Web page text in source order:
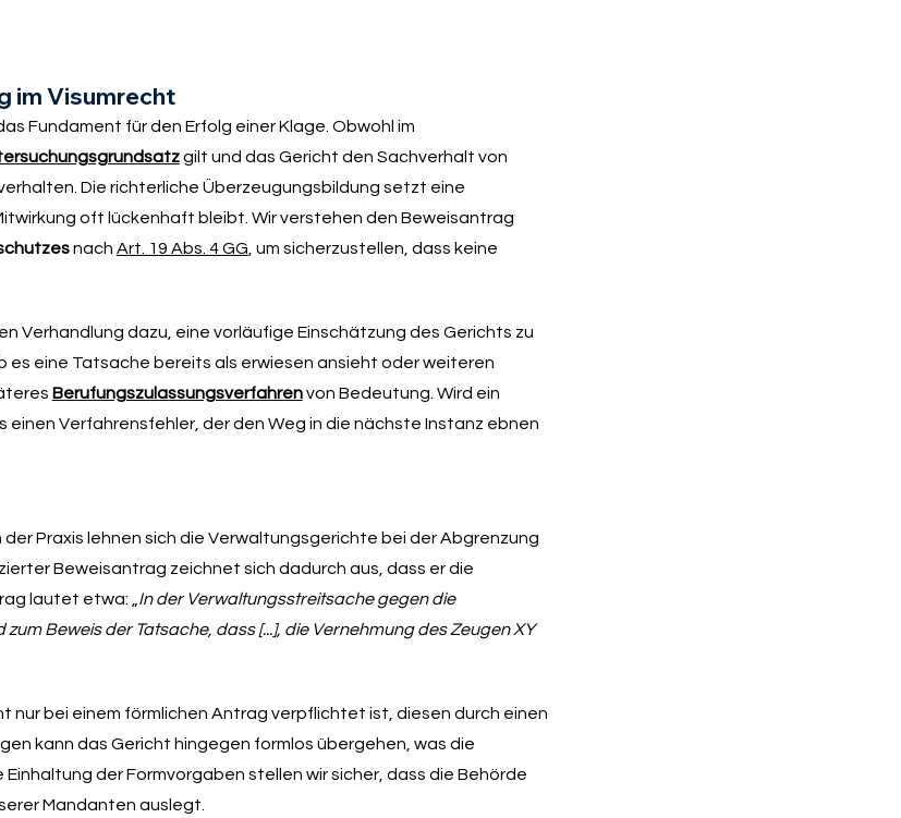
im Visumrecht
Fundament für den Erfolg einer Klage. Obwohl im
gilt und das Gericht den Sachverhalt von
Die richterliche Überzeugungsbildung setzt eine
oft lückenhaft bleibt. Wir verstehen den Beweisantrag
nach Art. 19 Abs. 4 GG, um sicherzustellen, dass keine
Verhandlung dazu, eine vorläufige Einschätzung des Gerichts zu
es eine Tatsache bereits als erwiesen ansieht oder weiteren
Berufungszulassungsverfahrenvon Bedeutung. Wird ein
Verfahrensfehler, der den Weg in die nächste Instanz ebnen
Praxis lehnen sich die Verwaltungsgerichte bei der Abgrenzung
Beweisantrag zeichnet sich dadurch aus, dass er die
lautet etwa: „ In der Verwaltungsstreitsache gegen die
Beweis der Tatsache, dass [...], die Vernehmung des Zeugen XY
nur bei einem förmlichen Antrag verpflichtet ist, diesen durch einen
kann das Gericht hingegen formlos übergehen, was die
der Formvorgaben stellen wir sicher, dass die Behörde
Mandanten auslegt.